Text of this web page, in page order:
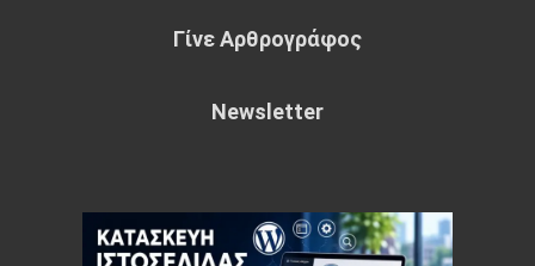
Γίνε Αρθρογράφος
Newsletter